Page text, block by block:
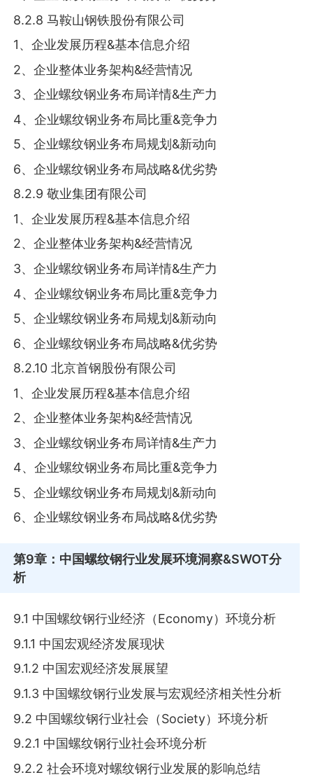
8.2.8 马鞍山钢铁股份有限公司
1、企业发展历程&基本信息介绍
2、企业整体业务架构&经营情况
3、企业螺纹钢业务布局详情&生产力
4、企业螺纹钢业务布局比重&竞争力
5、企业螺纹钢业务布局规划&新动向
6、企业螺纹钢业务布局战略&优劣势
8.2.9 敬业集团有限公司
1、企业发展历程&基本信息介绍
2、企业整体业务架构&经营情况
3、企业螺纹钢业务布局详情&生产力
4、企业螺纹钢业务布局比重&竞争力
5、企业螺纹钢业务布局规划&新动向
6、企业螺纹钢业务布局战略&优劣势
8.2.10 北京首钢股份有限公司
1、企业发展历程&基本信息介绍
2、企业整体业务架构&经营情况
3、企业螺纹钢业务布局详情&生产力
4、企业螺纹钢业务布局比重&竞争力
5、企业螺纹钢业务布局规划&新动向
6、企业螺纹钢业务布局战略&优劣势
第9章 ：中国螺纹钢行业发展环境洞察&SWOT分
析
9.1 中国螺纹钢行业经济（Economy）环境分析
9.1.1 中国宏观经济发展现状
9.1.2 中国宏观经济发展展望
9.1.3 中国螺纹钢行业发展与宏观经济相关性分析
9.2 中国螺纹钢行业社会（Society）环境分析
9.2.1 中国螺纹钢行业社会环境分析
9.2.2 社会环境对螺纹钢行业发展的影响总结